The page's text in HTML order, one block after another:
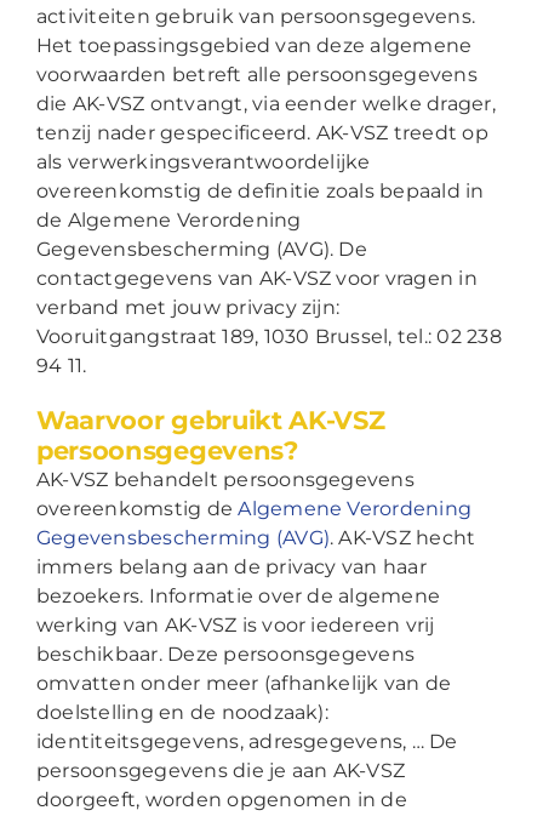
activiteiten gebruik van persoonsgegevens.
Het toepassingsgebied van deze algemene
voorwaarden betreft alle persoonsgegevens
die AK-VSZ ontvangt, via eender welke drager,
tenzij nader gespecificeerd. AK-VSZ treedt op
als verwerkingsverantwoordelijke
overeenkomstig de definitie zoals bepaald in
de Algemene Verordening
Gegevensbescherming (AVG). De
contactgegevens van AK-VSZ voor vragen in
verband met jouw privacy zijn:
Vooruitgangstraat 189, 1030 Brussel, tel.: 02 238
94 11.
Waarvoor gebruikt AK-VSZ
persoonsgegevens?
AK-VSZ behandelt persoonsgegevens
overeenkomstig deAlgemene Verordening
Gegevensbescherming (AVG). AK-VSZ hecht
immers belang aan de privacy van haar
bezoekers. Informatie over de algemene
werking van AK-VSZ is voor iedereen vrij
beschikbaar. Deze persoonsgegevens
omvatten onder meer (afhankelijk van de
doelstelling en de noodzaak):
identiteitsgegevens, adresgegevens, … De
persoonsgegevens die je aan AK-VSZ
doorgeeft, worden opgenomen in de